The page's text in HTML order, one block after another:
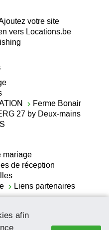
afin
votre site
vers Locations.be
Ferme Bonair
27 by Deux-mains
mariage
de réception
Liens partenaires
en Belgique